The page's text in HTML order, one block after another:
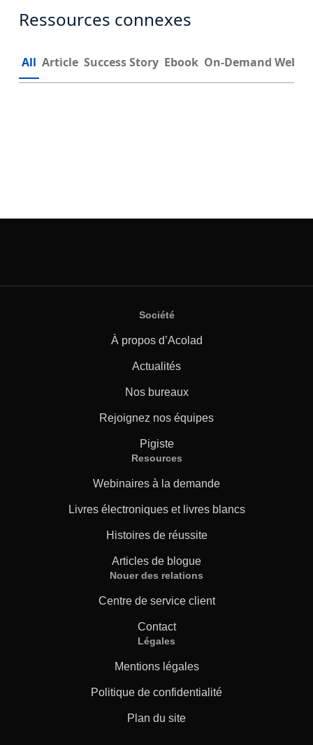
Ressources connexes
All Article Success Story Ebook On-Demand
Société
À propos d’Acolad
Actualités
Nos bureaux
Rejoignez nos équipes
Pigiste
Resources
Webinaires à la demande
Livres électroniques et livres blancs
Histoires de réussite
Articles de blogue
Nouer des relations
Centre de service client
Contact
Légales
Mentions légales
Politique de confidentialité
Plan du site